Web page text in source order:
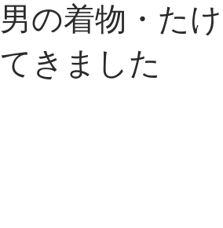
男の着物・た
てきました